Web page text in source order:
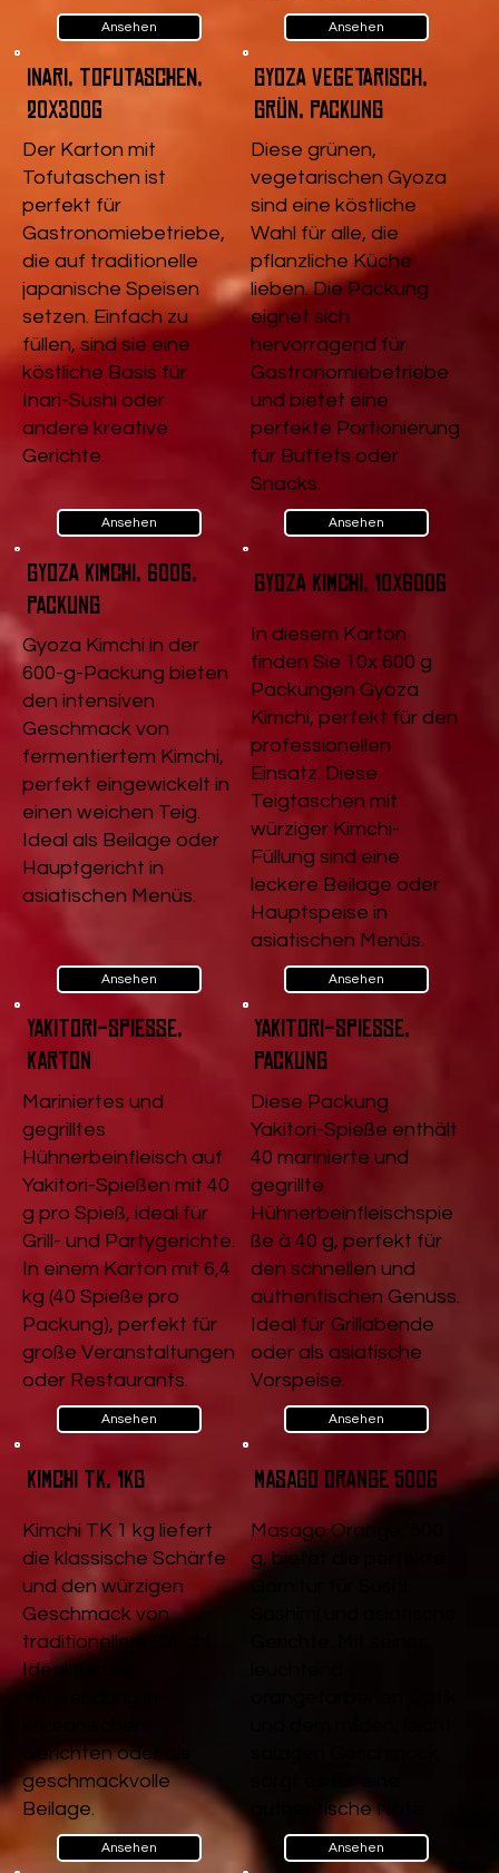
Ansehen Ansehen
Inari, Tofutaschen,
20x300g
Der Karton mit
Tofutaschen ist
perfekt für
Gastronomiebetriebe,
die auf traditionelle
japanische Speisen
setzen. Einfach zu
füllen, sind sie eine
köstliche Basis für
Inari-Sushi oder
andere kreative
Gerichte.
Ansehen
Gyoza vegetarisch,
Grün, Packung
Diese grünen,
vegetarischen Gyoza
sind eine köstliche
Wahl für alle, die
pflanzliche Küche
lieben. Die Packung
eignet sich
hervorragend für
Gastronomiebetriebe
und bietet eine
perfekte Portionierung
für Buffets oder
Snacks.
Ansehen
Gyoza Kimchi, 600g,
Packung
Gyoza Kimchi in der
600-g-Packung bieten
den intensiven
Geschmack von
fermentiertem Kimchi,
perfekt eingewickelt in
einen weichen Teig.
Ideal als Beilage oder
Hauptgericht in
asiatischen Menüs.
Ansehen
Gyoza Kimchi, 10x600g
In diesem Karton
finden Sie 10x 600 g
Packungen Gyoza
Kimchi, perfekt für den
professionellen
Einsatz. Diese
Teigtaschen mit
würziger Kimchi-
Füllung sind eine
leckere Beilage oder
Hauptspeise in
asiatischen Menüs.
Ansehen
Yakitori-Spieße,
Karton
Mariniertes und
gegrilltes
Hühnerbeinfleisch auf
Yakitori-Spießen mit 40
g pro Spieß, ideal für
Grill- und Partygerichte.
In einem Karton mit 6,4
kg (40 Spieße pro
Packung), perfekt für
große Veranstaltungen
oder Restaurants.
Ansehen
Yakitori-Spieße,
Packung
Diese Packung
Yakitori-Spieße enthält
40 marinierte und
gegrillte
Hühnerbeinfleischspie
ße à 40 g, perfekt für
den schnellen und
authentischen Genuss.
Ideal für Grillabende
oder als asiatische
Vorspeise.
Ansehen
Kimchi TK, 1kg
Kimchi TK 1 kg liefert
die klassische Schärfe
und den würzigen
Geschmack von
traditionellem Kimchi.
Ideal für die
Gerichten oder als
geschmackvolle
Beilage.
Ansehen
Masago Orange 500g
Masago Orange, 500
g, bietet die perfekte
Garnitur für Sushi,
authentische Note.
Ansehen